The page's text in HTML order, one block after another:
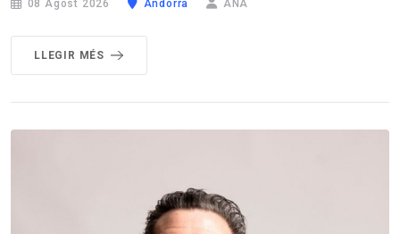
08 Agost 2026 Andorra ANA
LLEGIR MÉS